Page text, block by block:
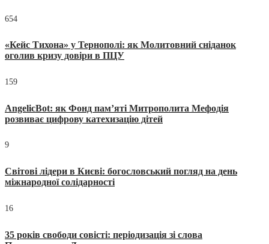
654
«Кейс Тихона» у Тернополі: як Молитовний сніданок
оголив кризу довіри в ПЦУ
159
AngelicBot: як Фонд пам’яті Митрополита Мефодія
розвиває цифрову катехизацію дітей
9
Світові лідери в Києві: богословський погляд на день
міжнародної солідарності
16
35 років свободи совісті: періодизація зі слова